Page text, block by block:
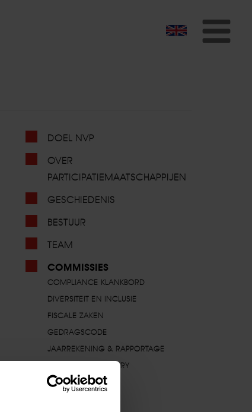
DOEL NVP
OVER
PARTICIPATIEMAATSCHAPPIJEN
GESCHIEDENIS
BESTUUR
TEAM
COMMISSIES
COMPLIANCE KLANKBORD
DIVERSITEIT EN INCLUSIE
FISCALE ZAKEN
GEDRAGSCODE
JAARREKENING & RAPPORTAGE
LEGAL & REGULATORY
NVP YOUNG